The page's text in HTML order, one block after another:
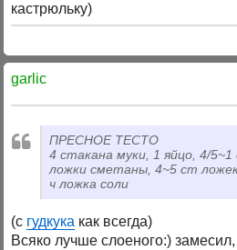
кастрюльку)
garlic
ПРЕСНОЕ ТЕСТО
4 стакана муки, 1 яйцо, 4/
ложки сметаны, 4~5 ст
ч ложка соли
(с гудкука как всегда)
Всяко лучше слоеного:)